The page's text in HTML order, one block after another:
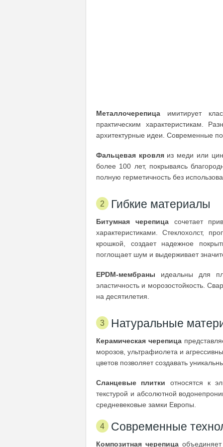
Металлочерепица имитирует
практическим характеристикам.
архитектурные идеи. Современные
Фальцевая кровляиз меди или
более 100 лет, покрываясь
полную герметичность без
Гибкие материалы
Битумная черепицасочетает
характеристиками. Стеклохолст,
крошкой, создает надежное
поглощает шум и выдерживает
EPDM-мембраны идеальны для
эластичность и морозостойкость.
на десятилетия.
Натуральные
Керамическая черепица
морозов, ультрафиолета и
цветов позволяет создавать
Сланцевые плитки относятся к
текстурой и абсолютной
средневековые замки Европы.
Современные
Композитная черепицаобъединяет